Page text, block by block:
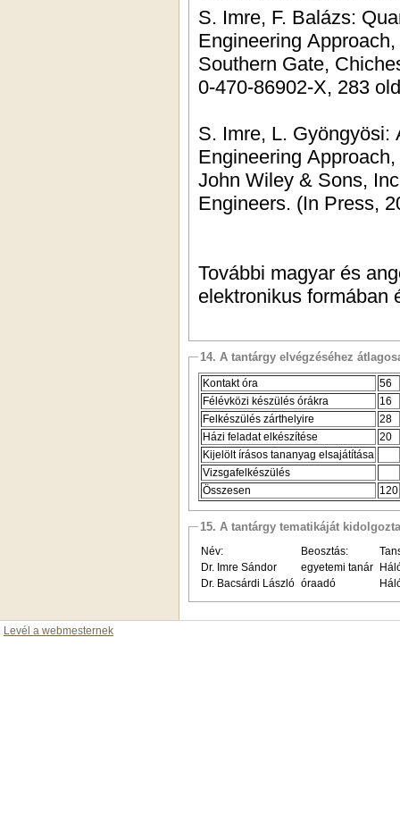
S. Imre, F. Balázs:
Engineering
Southern Gate,
0-470-86902-X, 283
S. Imre, L. Gyöngyösi:
Engineering
John Wiley & Sons,
Engineers. (In Press,
További magyar és
elektronikus formában
14. A tantárgy elvégzéséhez
Kontakt óra
56
Félévközi készülés órákra
16
Felkészülés zárthelyire
28
Házi feladat elkészítése
20
Kijelölt írásos tananyag elsajátítása
Vizsgafelkészülés
Összesen
120
15. A tantárgy tematikáját kidolgozta
Név: Beosztás:
Dr. Imre Sándor
egyetemi tanár
Dr. Bacsárdi László óraadó
Levél a webmesternek